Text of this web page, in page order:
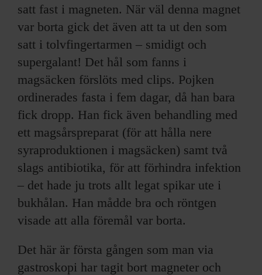
satt fast i magneten. När väl denna magnet
var borta gick det även att ta ut den som
satt i tolvfingertarmen – smidigt och
supergalant! Det hål som fanns i
magsäcken förslöts med clips. Pojken
ordinerades fasta i fem dagar, då han bara
fick dropp. Han fick även behandling med
ett magsårspreparat (för att hålla nere
syraproduktionen i magsäcken) samt två
slags antibiotika, för att förhindra infektion
– det hade ju trots allt legat spikar ute i
bukhålan. Han mådde bra och röntgen
visade att alla föremål var borta.
Det här är första gången som man via
gastroskopi har tagit bort magneter och